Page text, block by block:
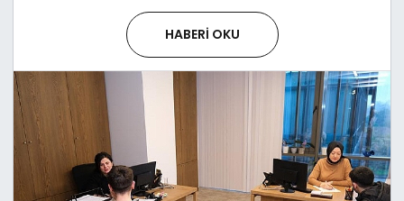
HABERI OKU